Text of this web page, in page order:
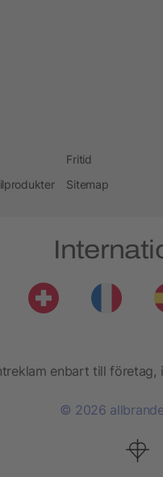
Fritid
Sitemap
enbart till
© 2026